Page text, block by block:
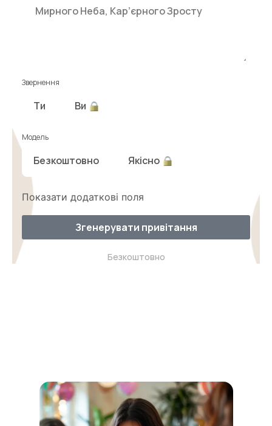
Звернення
Ти Ви
Модель
Безкоштовно Якісно
Показати додаткові поля
Згенерувати привітання
Безкоштовно